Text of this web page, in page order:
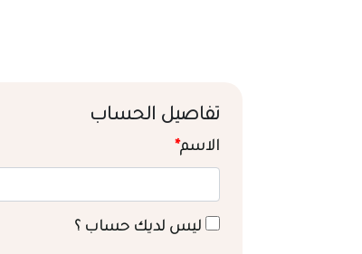
تفاصيل الحساب
الاسم*
ليس لديك حساب ؟